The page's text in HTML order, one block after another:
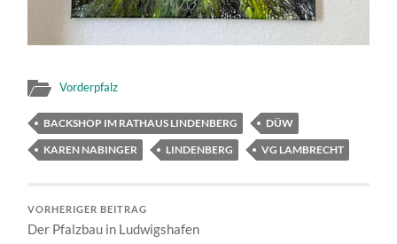
Vorderpfalz
BACKSHOP IM RATHAUS LINDENBERG
DÜW
KAREN NABINGER
LINDENBERG VG LAMBRECHT
VORHERIGER BEITRAG
Der Pfalzbau in Ludwigshafen